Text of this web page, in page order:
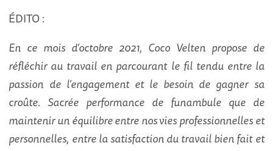
ÉDITO :
En ce mois d’octobre 2021, Coco Velten propose de
réfléchir au travail en parcourant le fil tendu entre la
passion de l’engagement et le besoin de gagner sa
croûte. Sacrée performance de funambule que de
maintenir un équilibre entre nos vies professionnelles et
personnelles, entre la satisfaction du travail bien fait et